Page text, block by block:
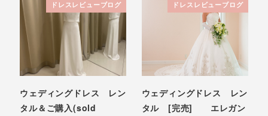
ドレスレビューブログ
ウェディングドレス レン
タル＆ご購入(sold
ドレスレビューブログ
ウェディングドレス レン
タル [完売] エレガン